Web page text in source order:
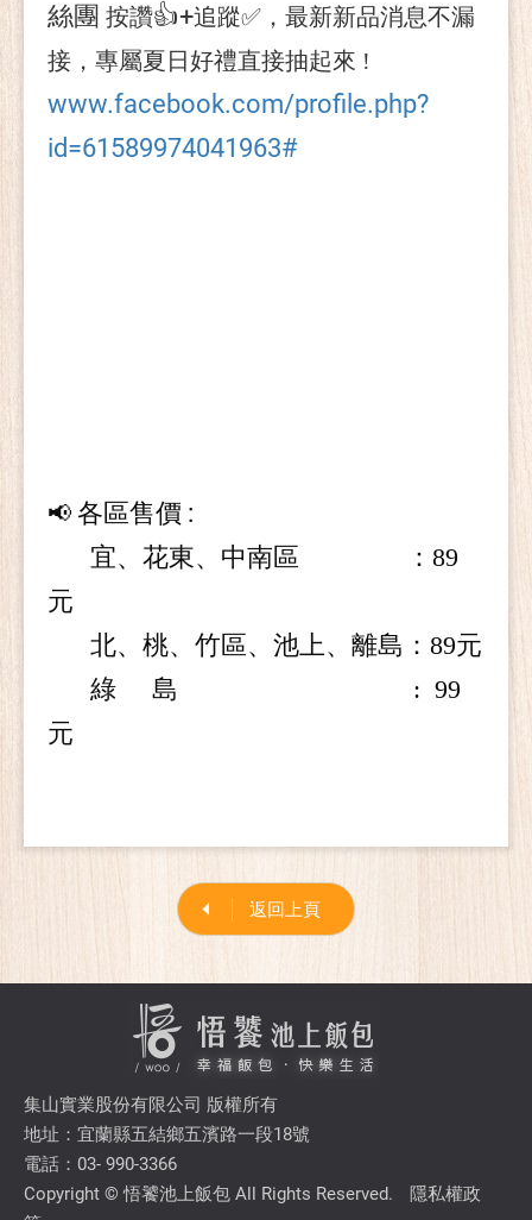
絲團按讚👍+追蹤✅，最新新品消息不漏
接，專屬夏日好禮直接抽起來 !
www.facebook.com/profile.php?
id=61589974041963#
📢 各區售價 :
宜、花東、中南區 ：89
元
北、桃、竹區、池上、離島：89元
綠 島 :99
元
返回上頁
集山實業股份有限公司 版權所有
地址：宜蘭縣五結鄉五濱路一段18號
電話：03- 990-3366
Copyright © 悟饕池上飯包 All Rights Reserved.
隱私權政